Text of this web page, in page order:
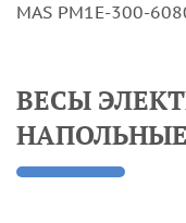
MAS PM1E-300-
ВЕСЫ
НАПОЛЬНЫЕ